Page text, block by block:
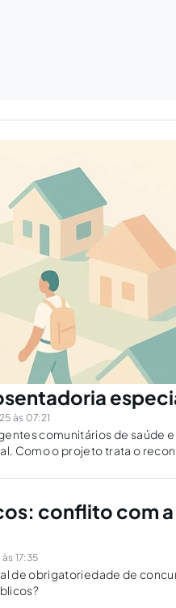
às 07:21
comunitários de saúde
Como o projeto trata o
conflito com a
17:35
de obrigatoriedade de